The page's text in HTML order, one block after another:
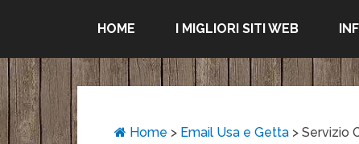
HOME I MIGLIORI SITI WEB
Home > Email Usa e Getta >Servizio